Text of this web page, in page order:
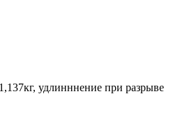
удлинннение при разрыве